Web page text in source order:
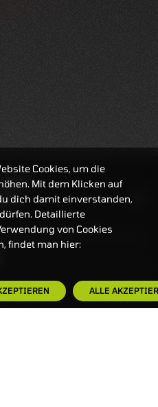
15:00:21
Cookies, um die
Mit dem Klicken auf
dich damit einverstanden,
Detaillierte
von Cookies
findet man hier:
ALLE